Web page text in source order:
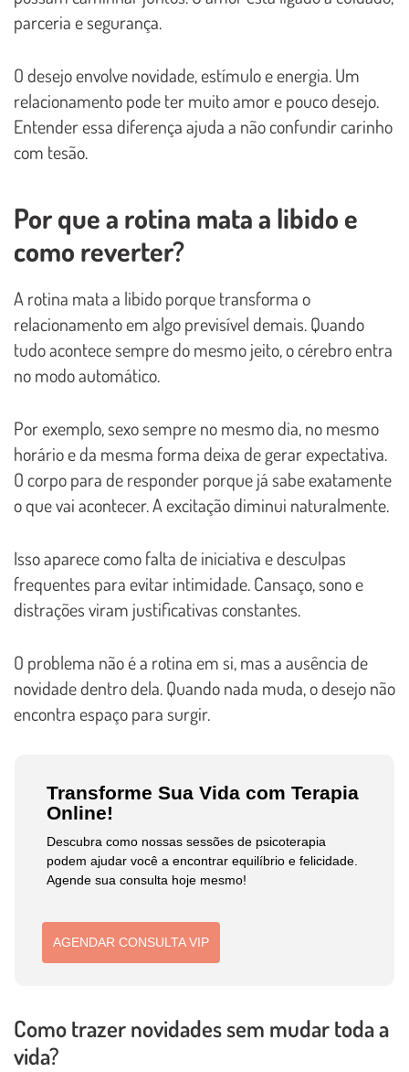
parceria e segurança.
O desejo envolve novidade, estímulo e energia. Um
relacionamento pode ter muito amor e pouco desejo.
Entender essa diferença ajuda a não confundir carinho
com tesão.
Por que a rotina mata a libido e
como reverter?
A rotina mata a libido porque transforma o
relacionamento em algo previsível demais. Quando
tudo acontece sempre do mesmo jeito, o cérebro entra
no modo automático.
Por exemplo, sexo sempre no mesmo dia, no mesmo
horário e da mesma forma deixa de gerar expectativa.
O corpo para de responder porque já sabe exatamente
o que vai acontecer. A excitação diminui naturalmente.
Isso aparece como falta de iniciativa e desculpas
frequentes para evitar intimidade. Cansaço, sono e
distrações viram justificativas constantes.
O problema não é a rotina em si, mas a ausência de
novidade dentro dela. Quando nada muda, o desejo não
encontra espaço para surgir.
Transforme Sua Vida com Terapia
Online!
Descubra como nossas sessões de psicoterapia
podem ajudar você a encontrar equilíbrio e felicidade.
Agende sua consulta hoje mesmo!
AGENDAR CONSULTA VIP
Como trazer novidades sem mudar toda a
vida?